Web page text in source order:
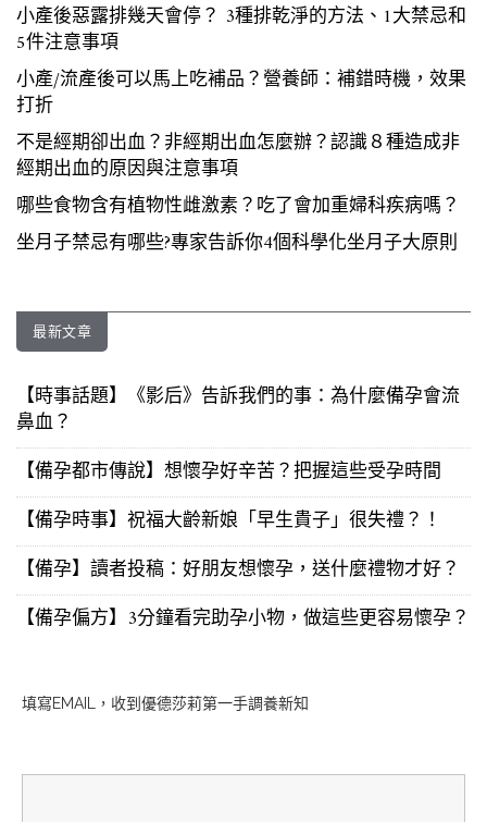
小產後惡露排幾天會停？ 3種排乾淨的方法、1大禁忌和
5件注意事項
小產/流產後可以馬上吃補品？營養師：補錯時機，效果
打折
不是經期卻出血？非經期出血怎麼辦？認識８種造成非
經期出血的原因與注意事項
哪些食物含有植物性雌激素？吃了會加重婦科疾病嗎？
坐月子禁忌有哪些?專家告訴你4個科學化坐月子大原則
最新文章
【時事話題】《影后》告訴我們的事：為什麼備孕會流
鼻血？
【備孕都市傳說】想懷孕好辛苦？把握這些受孕時間
【備孕時事】祝福大齡新娘「早生貴子」很失禮？！
【備孕】讀者投稿：好朋友想懷孕，送什麼禮物才好？
【備孕偏方】3分鐘看完助孕小物，做這些更容易懷孕？
填寫EMAIL，收到優德莎莉第一手調養新知